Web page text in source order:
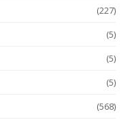
(227)
(5)
(5)
(5)
(568)